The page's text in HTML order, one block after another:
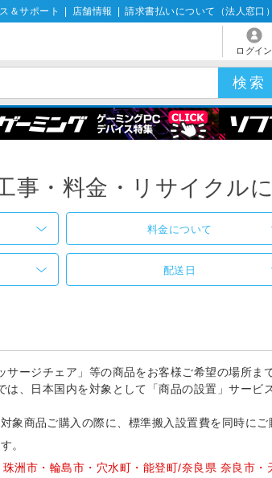
＆サポート 店舗情報 請求書払いについて（法人窓口）
ログイン
事・料金・リサイクル
料金について
配送日
サージチェア」等の商品をお客様ご希望の場所
は、日本国内を対象として「商品の設置」サービ
象商品ご購入の際に、標準搬入設置費を同時にご
。
洲市・輪島市・穴水町・能登町/奈良県 奈良市